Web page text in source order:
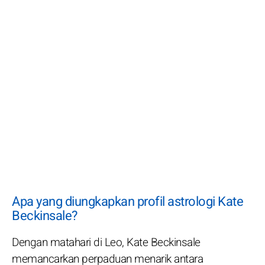
Apa yang diungkapkan profil astrologi Kate
Beckinsale?
Dengan matahari di Leo, Kate Beckinsale
memancarkan perpaduan menarik antara